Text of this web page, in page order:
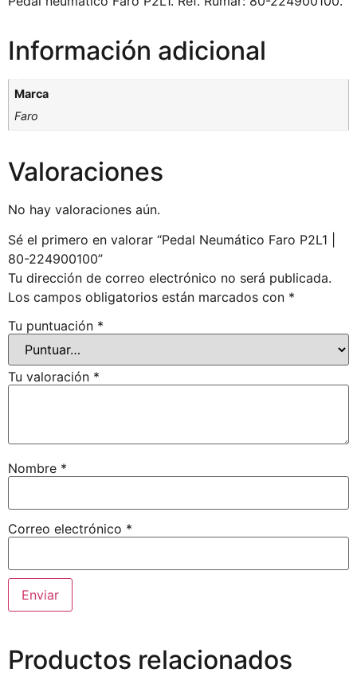
Información adicional
Marca
Faro
Valoraciones
No hay valoraciones aún.
Sé el primero en valorar “Pedal Neumático Faro P2L1 |
80-224900100”
Tu dirección de correo electrónico no será publicada.
Los campos obligatorios están marcados con *
Tu puntuación *
Tu valoración *
Nombre *
Correo electrónico *
Productos relacionados